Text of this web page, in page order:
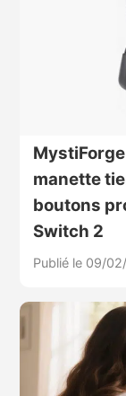
manette
boutons
Switch 2
Publié le 09/